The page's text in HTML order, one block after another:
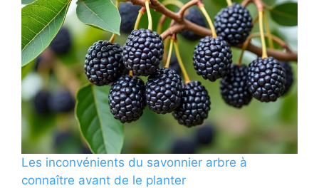
Les inconvénients du savonnier arbre à
connaître avant de le planter